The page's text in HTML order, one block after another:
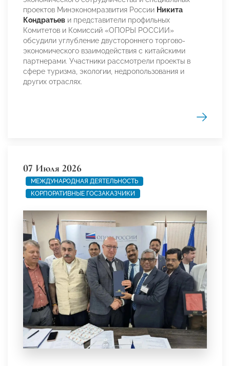
проектов Минэкономразвития России Никита
Кондратьев и представители профильных
Комитетов и Комиссий «ОПОРЫ РОССИИ»
обсудили углубление двустороннего торгово-
экономического взаимодействия с китайскими
партнерами. Участники рассмотрели проекты в
сфере туризма, экологии, недропользования и
других отраслях.
07 Июля 2026
МЕЖДУНАРОДНАЯ ДЕЯТЕЛЬНОСТЬ
КОРПОРАТИВНЫЕ ГОСЗАКАЗЧИКИ